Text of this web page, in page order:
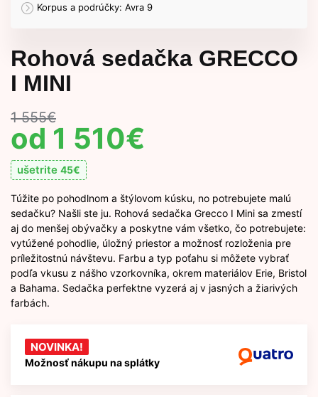
Korpus a podrúčky: Avra 9
Rohová sedačka GRECCO
I MINI
1 555€
1 510€
ušetrite 45€
Túžite po pohodlnom a štýlovom kúsku, no potrebujete malú
sedačku? Našli ste ju. Rohová sedačka Grecco I Mini sa zmestí
aj do menšej obývačky a poskytne vám všetko, čo potrebujete:
vytúžené pohodlie, úložný priestor a možnosť rozloženia pre
príležitostnú návštevu. Farbu a typ poťahu si môžete vybrať
podľa vkusu z nášho vzorkovníka, okrem materiálov Erie, Bristol
a Bahama. Sedačka perfektne vyzerá aj v jasných a žiarivých
farbách.
NOVINKA!
Možnosť nákupu na splátky